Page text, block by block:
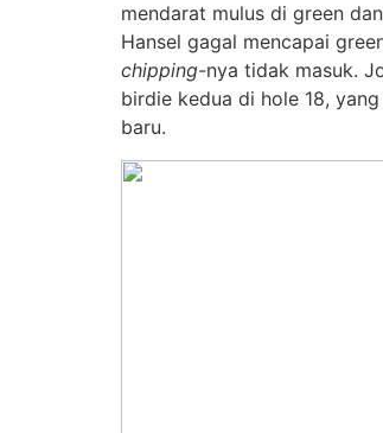
mendarat mulus di green
Hansel gagal mencapai
chipping-nya tidak masuk.
birdie kedua di hole 18,
baru.